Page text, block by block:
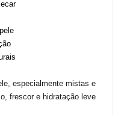
, especialmente mistas e
frescor e hidratação leve